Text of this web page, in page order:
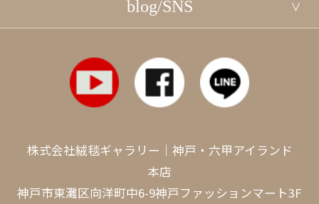
blog/SNS
株式会社絨毯ギャラリー｜神戸・六甲アイランド
本店
神戸市東灘区向洋町中6-9神戸ファッションマート3F